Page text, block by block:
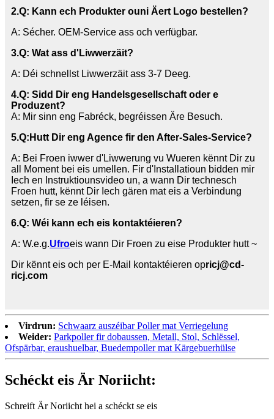
2.Q: Kann ech Produkter ouni Äert Logo bestellen?
A: Sécher. OEM-Service ass och verfügbar.
3.Q: Wat ass d'Liwwerzäit?
A: Déi schnellst Liwwerzäit ass 3-7 Deeg.
4.Q: Sidd Dir eng Handelsgesellschaft oder e
Produzent?
A: Mir sinn eng Fabréck, begréissen Äre Besuch.
5.Q: Hutt Dir eng Agence fir den After-Sales-Service?
A: Bei Froen iwwer d'Liwwerung vu Wueren kënnt Dir zu
all Moment bei eis umellen. Fir d'Installatioun bidden mir
Iech en Instruktiounsvideo un, a wann Dir technesch
Froen hutt, kënnt Dir Iech gären mat eis a Verbindung
setzen, fir se ze léisen.
6.Q: Wéi kann ech eis kontaktéieren?
A: W.e.g.Ufroeis wann Dir Froen zu eise Produkter hutt ~
Dir kënnt eis och per E-Mail kontaktéieren opricj@cd-
ricj.com
Virdrun: Schwaarz auszéibar Poller mat Verriegelung
Weider: Parkpoller fir dobaussen, Metall, Stol, Schlëssel,
Ofspärbar, eraushuelbar, Buedempoller mat Kärgebuerhülse
Schéckt eis Är Noriicht:
Schreift Är Noriicht hei a schéckt se eis